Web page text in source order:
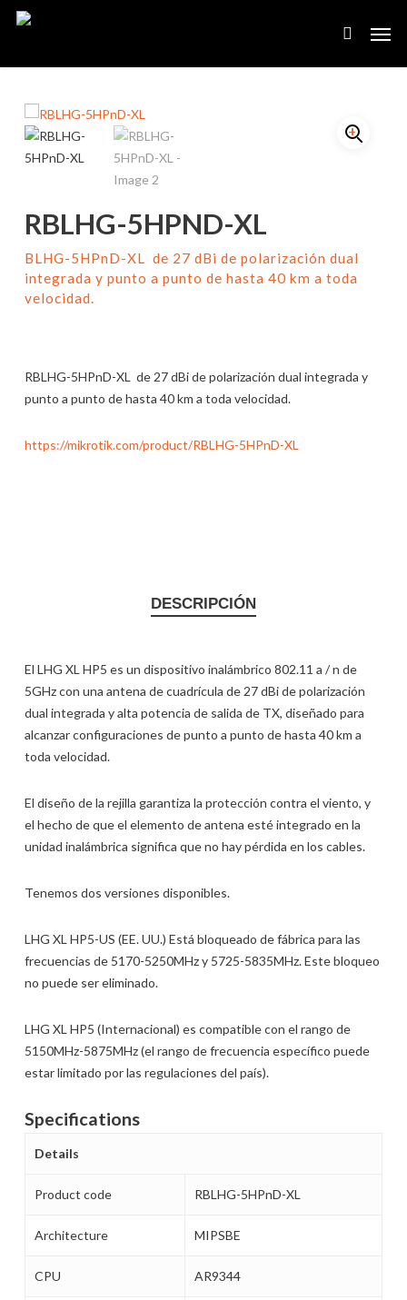
Skip
search
RBLHG-5HPND-XL
BLHG-5HPnD-XL de 27 dBi de polarización dual
integrada y punto a punto de hasta 40 km a toda
velocidad.
RBLHG-5HPnD-XL de 27 dBi de polarización dual integrada y
punto a punto de hasta 40 km a toda velocidad.
https://mikrotik.com/product/RBLHG-5HPnD-XL
DESCRIPCIÓN
El LHG XL HP5 es un dispositivo inalámbrico 802.11 a / n de
5GHz con una antena de cuadrícula de 27 dBi de polarización
dual integrada y alta potencia de salida de TX, diseñado para
alcanzar configuraciones de punto a punto de hasta 40 km a
toda velocidad.
El diseño de la rejilla garantiza la protección contra el viento, y
el hecho de que el elemento de antena esté integrado en la
unidad inalámbrica significa que no hay pérdida en los cables.
Tenemos dos versiones disponibles.
LHG XL HP5-US (EE. UU.) Está bloqueado de fábrica para las
frecuencias de 5170-5250MHz y 5725-5835MHz. Este bloqueo
no puede ser eliminado.
LHG XL HP5 (Internacional) es compatible con el rango de
5150MHz-5875MHz (el rango de frecuencia específico puede
estar limitado por las regulaciones del país).
Specifications
Details
Product code RBLHG-5HPnD-XL
Architecture MIPSBE
CPU AR9344